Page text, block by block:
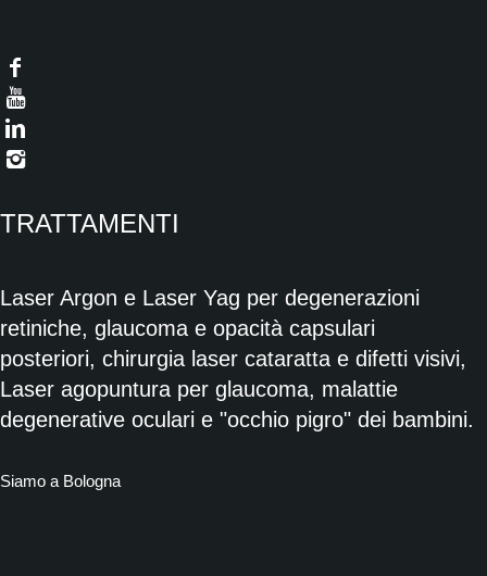
TRATTAMENTI
Laser Argon e Laser Yag per degenerazioni
retiniche, glaucoma e opacità capsulari
posteriori, chirurgia laser cataratta e difetti visivi,
Laser agopuntura per glaucoma, malattie
degenerative oculari e "occhio pigro" dei bambini.
Siamo a Bologna